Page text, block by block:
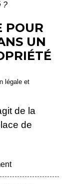
?
POUR
UN
légale et
de la
de